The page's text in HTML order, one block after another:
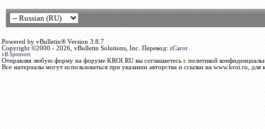
Powered by vBulletin® Version 3.8.7
Copyright ©2000 - 2026, vBulletin Solutions, Inc. Перевод: zCarot
vB.Sponsors
Отправляя любую форму на форуме KROI.RU вы соглашаетесь с политикой
Все материалы могут использоваться при указании авторства и ссылки на www.kroi.ru, для